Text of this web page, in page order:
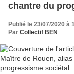
chantre du
Publié le 23/07/2020 à
Par Collectif BEN